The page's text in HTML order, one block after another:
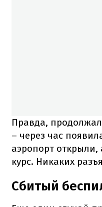
Правда,
– через час
аэропорт
курс. Никаких
Сбитый